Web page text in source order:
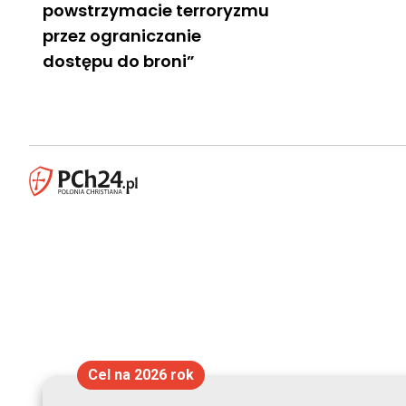
powstrzymacie terroryzmu
przez ograniczanie
dostępu do broni”
Cel na 2026 rok